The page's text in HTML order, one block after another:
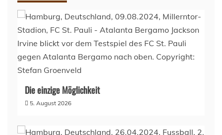
Die einzige Möglichkeit
5. August 2026